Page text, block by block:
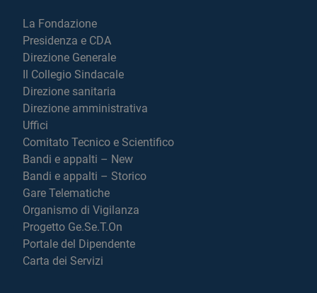
La Fondazione
Presidenza e CDA
Direzione Generale
Il Collegio Sindacale
Direzione sanitaria
Direzione amministrativa
Uffici
Comitato Tecnico e Scientifico
Bandi e appalti – New
Bandi e appalti – Storico
Gare Telematiche
Organismo di Vigilanza
Progetto Ge.Se.T.On
Portale del Dipendente
Carta dei Servizi